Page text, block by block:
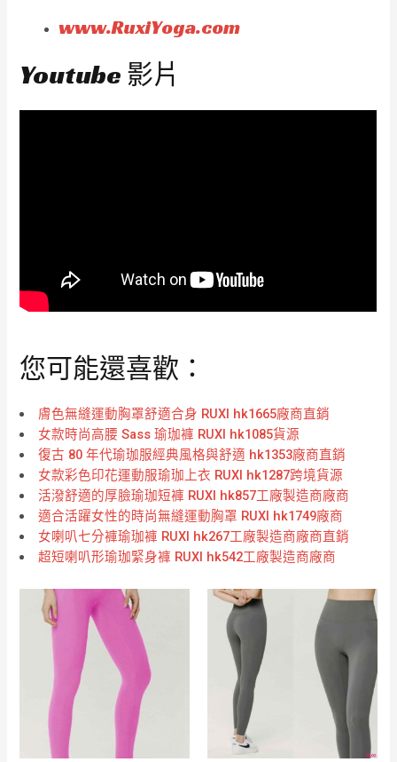
www.RuxiYoga.com
Youtube 影片
您可能還喜歡：
膚色無縫運動胸罩舒適合身 RUXI hk1665廠商直銷
女款時尚高腰 Sass 瑜珈褲 RUXI hk1085貨源
復古 80 年代瑜珈服經典風格與舒適 hk1353廠商直銷
女款彩色印花運動服瑜珈上衣 RUXI hk1287跨境貨源
活潑舒適的厚臉瑜珈短褲 RUXI hk857工廠製造商廠商
適合活躍女性的時尚無縫運動胸罩 RUXI hk1749廠商
女喇叭七分褲瑜珈褲 RUXI hk267工廠製造商廠商直銷
超短喇叭形瑜珈緊身褲 RUXI hk542工廠製造商廠商